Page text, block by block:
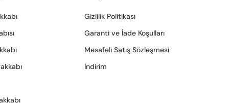
Gizlilik Politikası
Garanti ve İade Koşulları
Mesafeli Satış Sözleşmesi
İndirim